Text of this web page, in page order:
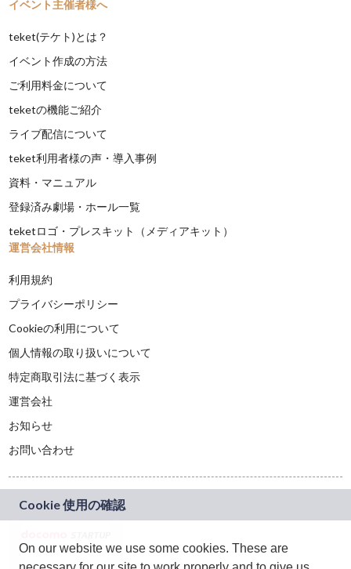
イベント主催者様へ
teket(テケト)とは？
イベント作成の方法
ご利用料金について
teketの機能ご紹介
ライブ配信について
teket利用者様の声・導入事例
資料・マニュアル
登録済み劇場・ホール一覧
teketロゴ・プレスキット（メディアキット）
運営会社情報
利用規約
プライバシーポリシー
Cookieの利用について
個人情報の取り扱いについて
特定商取引法に基づく表示
運営会社
お知らせ
お問い合わせ
On our website we use some cookies. These are